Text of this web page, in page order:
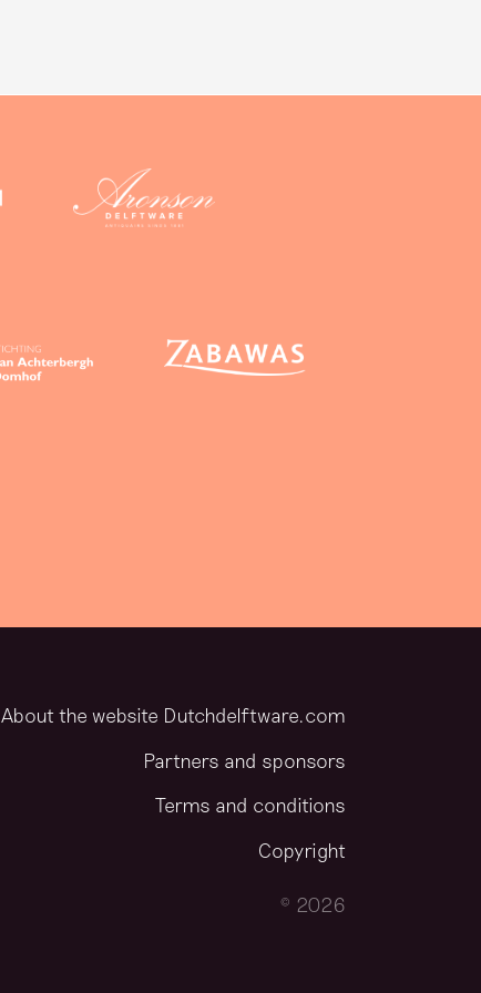
About the website Dutchdelftware.com
Partners and sponsors
Terms and conditions
Copyright
© 2026